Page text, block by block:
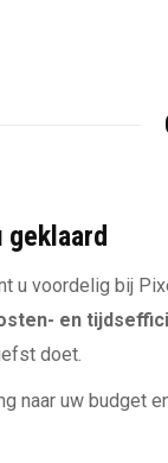
u voordelig bij
en
doet.
naar uw budget